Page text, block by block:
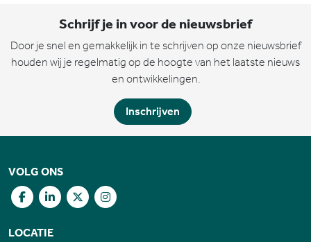
Schrijf je in voor de nieuwsbrief
Door je snel en gemakkelijk in te schrijven op onze nieuwsbrief
houden wij je regelmatig op de hoogte van het laatste nieuws
en ontwikkelingen.
Inschrijven
VOLG ONS
LOCATIE